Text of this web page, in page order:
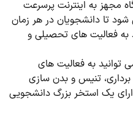
مجهز به اینترنت پرسرعت
تا دانشجویان در هر زمان
به فعالیت های تحصیلی و
توانید به فعالیت های
تنیس و بدن سازی
یک استخر بزرگ دانشجویی